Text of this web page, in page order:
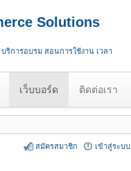
Solutions
ริการอบรม สอนการใช้งาน เวลา
เว็บบอร์ด ติดต่อเรา
เข้าสู่ระบบ
สมัครสมาชิก